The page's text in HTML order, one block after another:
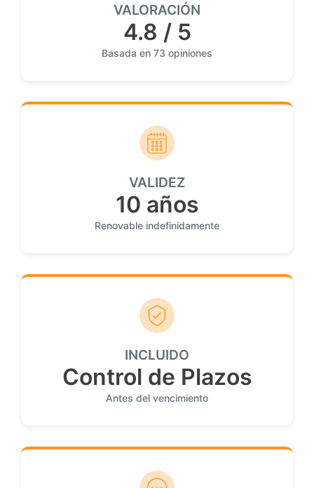
VALORACIÓN
4.8 / 5
Basada en 73 opiniones
VALIDEZ
10 años
Renovable indefinidamente
INCLUIDO
Control de Plazos
Antes del vencimiento